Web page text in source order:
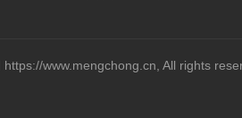
www.mengchong.cn, All rights